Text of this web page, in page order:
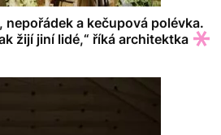
a kečupová polévka.
žijí jiní lidé,“ říká architektka